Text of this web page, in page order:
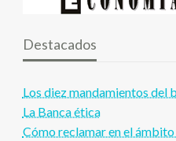
Destacados
Los diez mandamientos del
La Banca ética
Cómo reclamar en el